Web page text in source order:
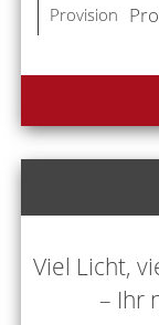
Provision
Viel Licht,
– Ihr